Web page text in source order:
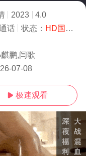
2023
4.0
话 状态： HD国语/高清
鹏,闫歌
07-08
 极速观看